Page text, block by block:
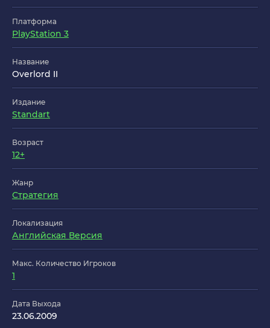
Платформа
PlayStation 3
Название
Overlord II
Издание
Standart
Возраст
12+
Жанр
Стратегия
Локализация
Английская Версия
Макс. Количество Игроков
1
Дата Выхода
23.06.2009